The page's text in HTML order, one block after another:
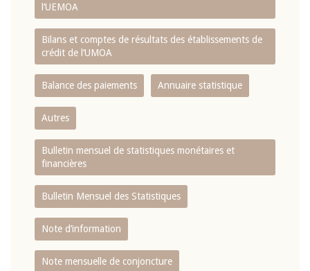
l‘UEMOA
Bilans et comptes de résultats des établissements de
crédit de l‘UMOA
Balance des paiements Annuaire statistique
Autres
Bulletin mensuel de statistiques monétaires et
financières
Bulletin Mensuel des Statistiques
Note d’information
Note mensuelle de conjoncture